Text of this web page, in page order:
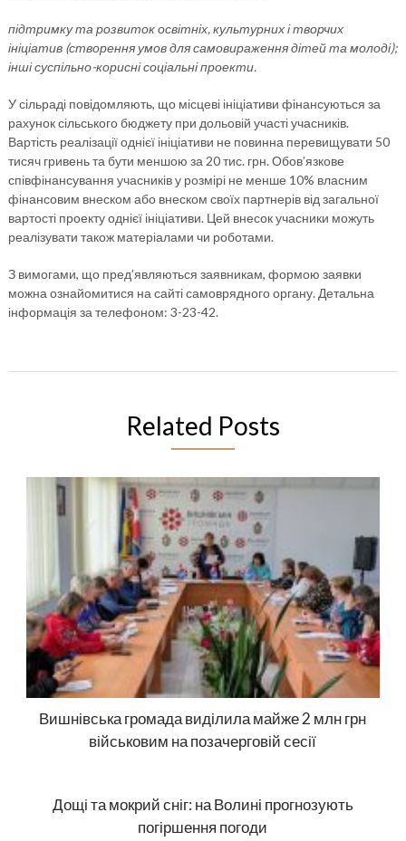
підтримку та розвиток освітніх, культурних і творчих
ініціатив (створення умов для самовираження дітей та молоді);
інші суспільно-корисні соціальні проекти.
У сільраді повідомляють, що місцеві ініціативи фінансуються за
рахунок сільського бюджету при дольовій участі учасників.
Вартість реалізації однієї ініціативи не повинна перевищувати 50
тисяч гривень та бути меншою за 20 тис. грн. Обов’язкове
співфінансування учасників у розмірі не менше 10% власним
фінансовим внеском або внеском своїх партнерів від загальної
вартості проекту однієї ініціативи. Цей внесок учасники можуть
реалізувати також матеріалами чи роботами.
З вимогами, що пред’являються заявникам, формою заявки
можна ознайомитися на сайті самоврядного органу. Детальна
інформація за телефоном: 3-23-42.
Related Posts
Вишнівська громада виділила майже 2 млн грн
військовим на позачерговій сесії
Дощі та мокрий сніг: на Волині прогнозують
погіршення погоди